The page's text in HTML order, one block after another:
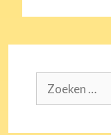
naar: